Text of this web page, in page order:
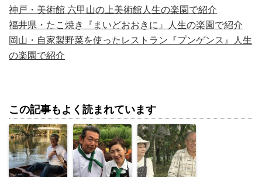
神戸・美術館 六甲山の上美術館人生の楽園で紹介
福井県・たこ焼き『まいどおおきに』人生の楽園で紹介
岡山・自家製野菜を使ったレストラン『プンゲンス』人生
の楽園で紹介
この記事もよく読まれています